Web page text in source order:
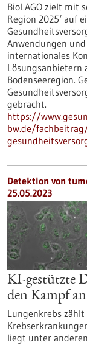
BioLAGO zielt mit
Region 2025‘ auf
Anwendungen
internationales
Lösungsanbietern
Bodenseeregion.
gebracht.
https://
bw.de/
Detektion von
25.05.2023
KI-gestützte
den Kampf an
Lungenkrebs
liegt unter